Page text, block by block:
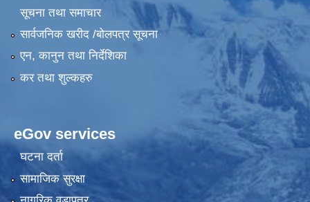
सूचना तथा समाचार
सार्वजनिक खरीद /बोलपत्र सूचना
एन, कानुन तथा निर्देशिका
कर तथा शुल्कहरु
eGov services
घटना दर्ता
सामाजिक सुरक्षा